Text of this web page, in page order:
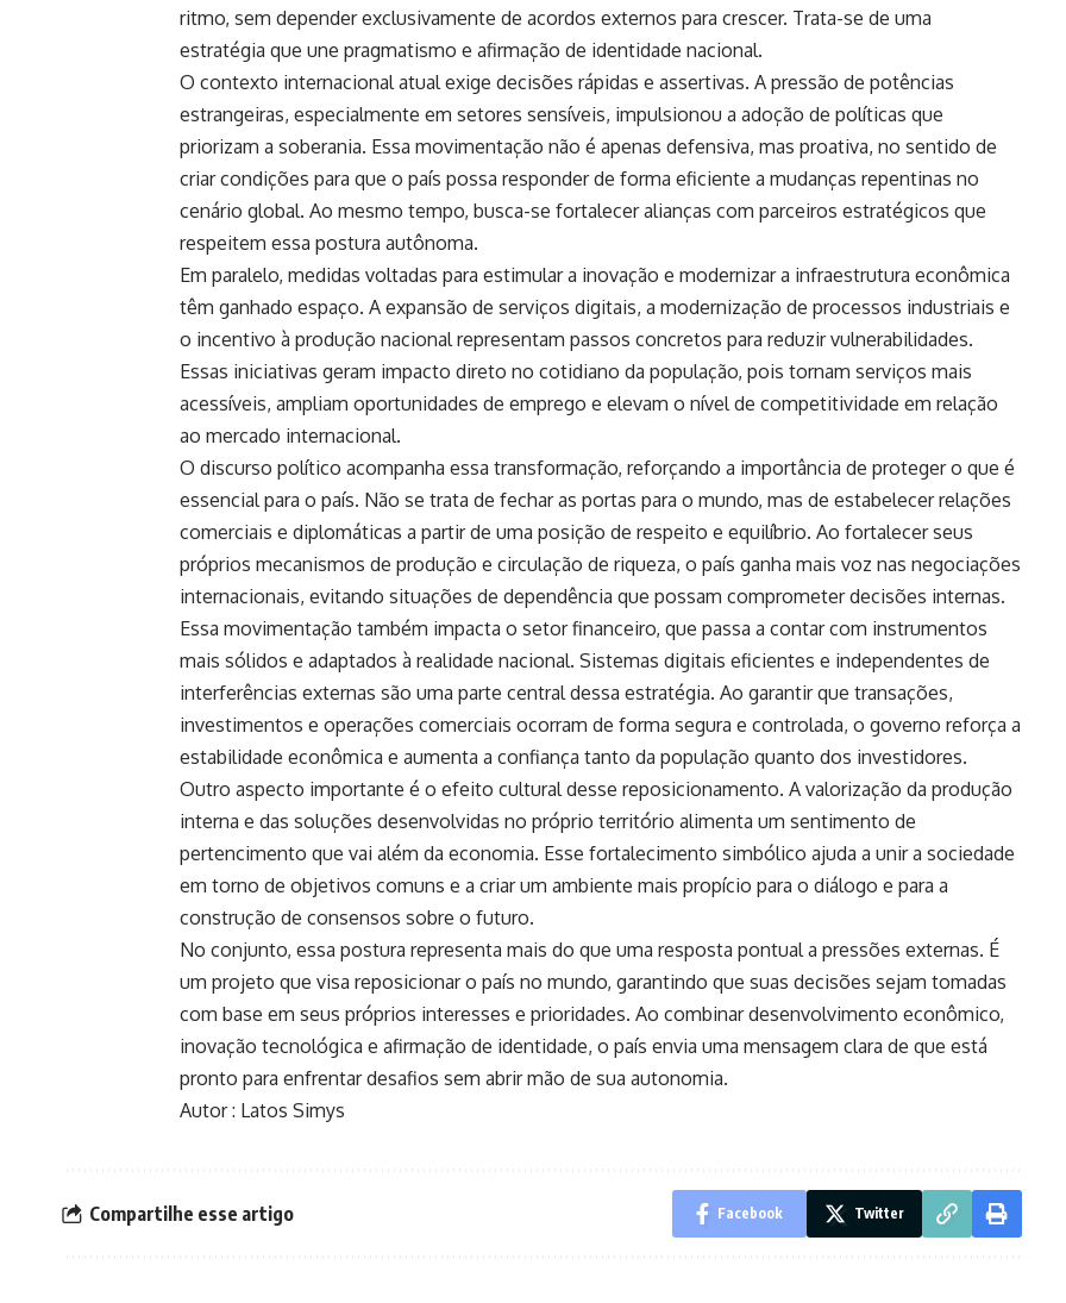
ritmo, sem depender exclusivamente de acordos externos para crescer. Trata-se de uma
estratégia que une pragmatismo e afirmação de identidade nacional.
O contexto internacional atual exige decisões rápidas e assertivas. A pressão de potências
estrangeiras, especialmente em setores sensíveis, impulsionou a adoção de políticas que
priorizam a soberania. Essa movimentação não é apenas defensiva, mas proativa, no sentido de
criar condições para que o país possa responder de forma eficiente a mudanças repentinas no
cenário global. Ao mesmo tempo, busca-se fortalecer alianças com parceiros estratégicos que
respeitem essa postura autônoma.
Em paralelo, medidas voltadas para estimular a inovação e modernizar a infraestrutura econômica
têm ganhado espaço. A expansão de serviços digitais, a modernização de processos industriais e
o incentivo à produção nacional representam passos concretos para reduzir vulnerabilidades.
Essas iniciativas geram impacto direto no cotidiano da população, pois tornam serviços mais
acessíveis, ampliam oportunidades de emprego e elevam o nível de competitividade em relação
ao mercado internacional.
O discurso político acompanha essa transformação, reforçando a importância de proteger o que é
essencial para o país. Não se trata de fechar as portas para o mundo, mas de estabelecer relações
comerciais e diplomáticas a partir de uma posição de respeito e equilíbrio. Ao fortalecer seus
próprios mecanismos de produção e circulação de riqueza, o país ganha mais voz nas negociações
internacionais, evitando situações de dependência que possam comprometer decisões internas.
Essa movimentação também impacta o setor financeiro, que passa a contar com instrumentos
mais sólidos e adaptados à realidade nacional. Sistemas digitais eficientes e independentes de
interferências externas são uma parte central dessa estratégia. Ao garantir que transações,
investimentos e operações comerciais ocorram de forma segura e controlada, o governo reforça a
estabilidade econômica e aumenta a confiança tanto da população quanto dos investidores.
Outro aspecto importante é o efeito cultural desse reposicionamento. A valorização da produção
interna e das soluções desenvolvidas no próprio território alimenta um sentimento de
pertencimento que vai além da economia. Esse fortalecimento simbólico ajuda a unir a sociedade
em torno de objetivos comuns e a criar um ambiente mais propício para o diálogo e para a
construção de consensos sobre o futuro.
No conjunto, essa postura representa mais do que uma resposta pontual a pressões externas. É
um projeto que visa reposicionar o país no mundo, garantindo que suas decisões sejam tomadas
com base em seus próprios interesses e prioridades. Ao combinar desenvolvimento econômico,
inovação tecnológica e afirmação de identidade, o país envia uma mensagem clara de que está
pronto para enfrentar desafios sem abrir mão de sua autonomia.
Autor : Latos Simys
Compartilhe esse artigo Facebook Twitter